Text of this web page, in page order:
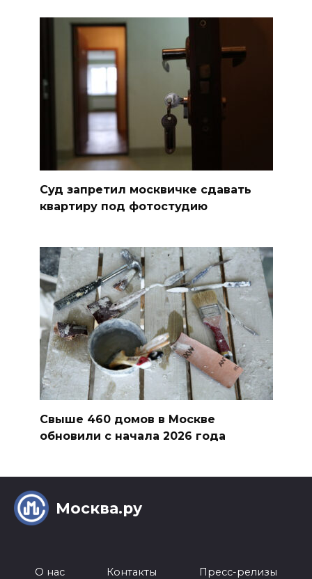
Суд запретил москвичке сдавать
квартиру под фотостудию
Свыше 460 домов в Москве
обновили с начала 2026 года
Москва.ру
О нас Контакты Пресс-релизы